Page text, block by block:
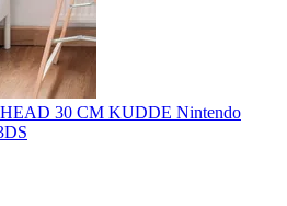
30 CM KUDDE Nintendo